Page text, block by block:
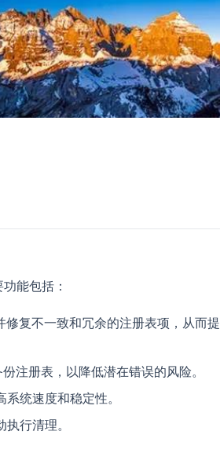
能包括：
复不一致和冗余的注册表项，从而提
注册表，以降低潜在错误的风险。
统速度和稳定性。
行清理。